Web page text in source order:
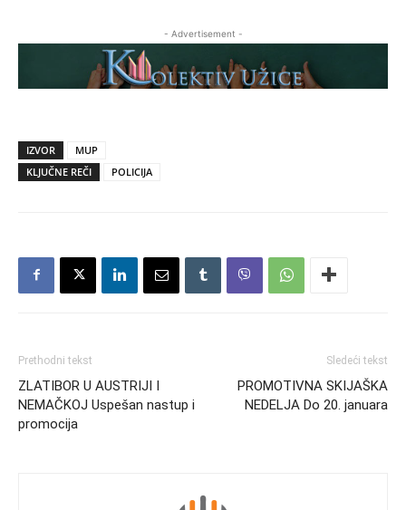
- Advertisement -
IZVOR
MUP
KLJUČNE REČI
POLICIJA
Prethodni tekst
ZLATIBOR U AUSTRIJI I
NEMAČKOJ Uspešan nastup i
promocija
Sledeći tekst
PROMOTIVNA SKIJAŠKA
NEDELJA Do 20. januara